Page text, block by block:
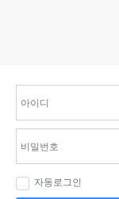
자동로그인